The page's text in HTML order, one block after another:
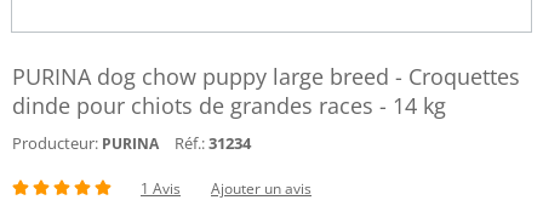
PURINA dog chow puppy large breed - Croquettes
dinde pour chiots de grandes races - 14 kg
Producteur: PURINA Réf.:31234
1 Avis Ajouter un avis